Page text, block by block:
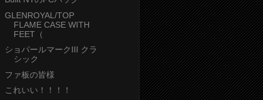
GLENROYAL/TOP
FLAME CASE WITH
FEET（
ショパールマークIII クラ
シック
ファ板の皆様
これいい！！！！